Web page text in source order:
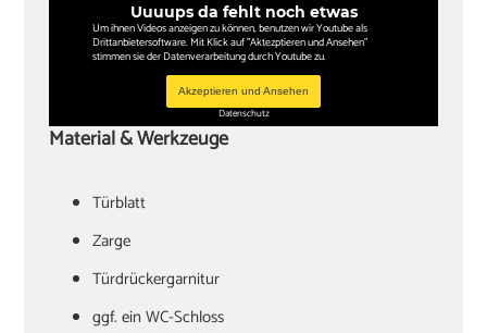
Uuuups da fehlt noch etwas
Um ihnen Videos anzeigen zu können, benutzen wir Youtube als
Drittanbietersoftware. Mit Klick auf "Aktezptieren und Ansehen"
stimmen sie der Datenverarbeitung durch Youtube zu.
Akzeptieren und Ansehen
Datenschutz
Material & Werkzeuge
Türblatt
‏Zarge
Türdrückergarnitur
‏ggf. ein WC-Schloss